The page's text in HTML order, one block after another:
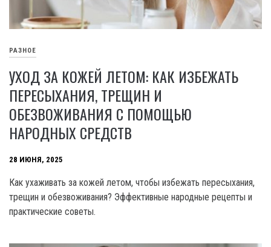
РАЗНОЕ
УХОД ЗА КОЖЕЙ ЛЕТОМ: КАК ИЗБЕЖАТЬ
ПЕРЕСЫХАНИЯ, ТРЕЩИН И
ОБЕЗВОЖИВАНИЯ С ПОМОЩЬЮ
НАРОДНЫХ СРЕДСТВ
28 ИЮНЯ, 2025
Как ухаживать за кожей летом, чтобы избежать пересыхания,
трещин и обезвоживания? Эффективные народные рецепты и
практические советы.